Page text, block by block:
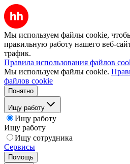
Мы используем файлы cookie,
правильную работу нашего веб-
трафик.
Правила использования файлов
Мы используем файлы cookie.
файлов cookie
Понятно
Ищу работу
Ищу работу
Ищу работу
Ищу сотрудника
Сервисы
Помощь